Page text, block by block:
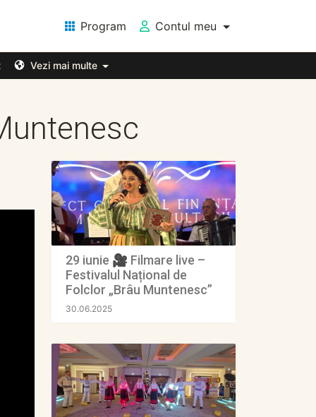
Program Contul meu
Vezi mai multe
29 iunie 🎥 Filmare live –
Festivalul Național de
Folclor „Brâu Muntenesc”
30.06.2025